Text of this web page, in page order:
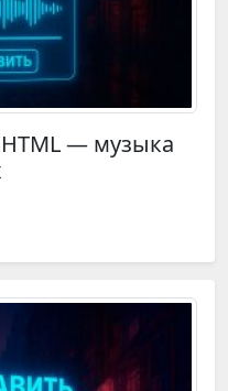
HTML — музыка